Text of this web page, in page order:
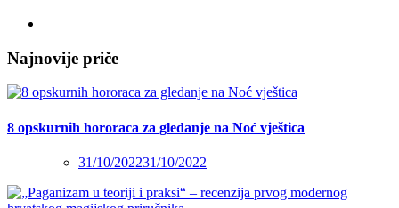
Najnovije priče
8 opskurnih hororaca za gledanje na Noć vještica
31/10/202231/10/2022